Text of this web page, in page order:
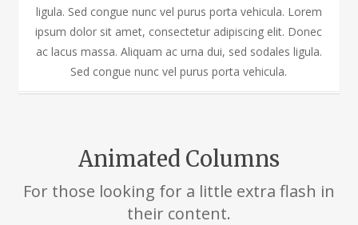
ligula. Sed congue nunc vel purus porta vehicula. Lorem
ipsum dolor sit amet, consectetur adipiscing elit. Donec
ac lacus massa. Aliquam ac urna dui, sed sodales ligula.
Sed congue nunc vel purus porta vehicula.
Animated Columns
For those looking for a little extra flash in
their content.